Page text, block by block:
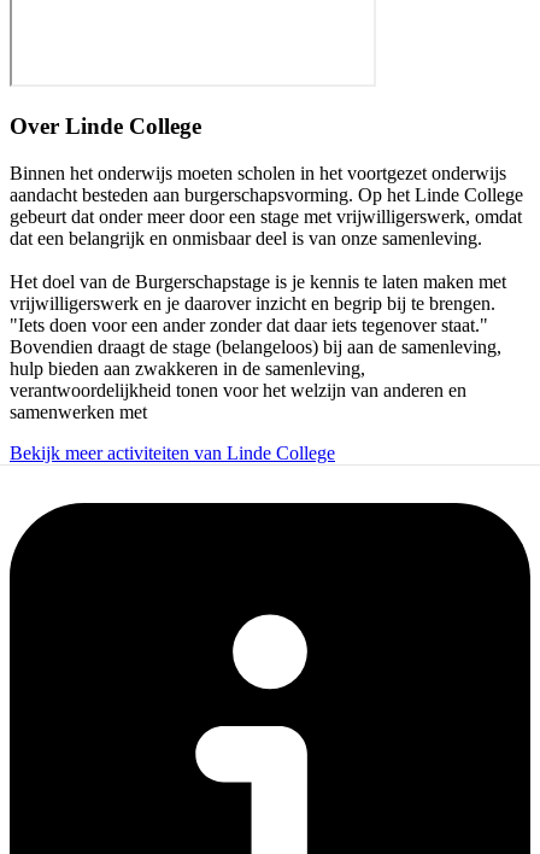
Over Linde College
Binnen het onderwijs moeten scholen in het voortgezet onderwijs
aandacht besteden aan burgerschapsvorming. Op het Linde College
gebeurt dat onder meer door een stage met vrijwilligerswerk, omdat
dat een belangrijk en onmisbaar deel is van onze samenleving.
Het doel van de Burgerschapstage is je kennis te laten maken met
vrijwilligerswerk en je daarover inzicht en begrip bij te brengen.
"Iets doen voor een ander zonder dat daar iets tegenover staat."
Bovendien draagt de stage (belangeloos) bij aan de samenleving,
hulp bieden aan zwakkeren in de samenleving,
verantwoordelijkheid tonen voor het welzijn van anderen en
samenwerken met
Bekijk meer activiteiten van Linde College